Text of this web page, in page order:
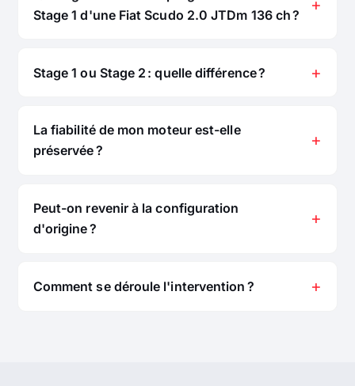
Stage 1 d'une Fiat Scudo 2.0 JTDm 136 ch ?
Stage 1 ou Stage 2 : quelle différence ?
La fiabilité de mon moteur est-elle
préservée ?
Peut-on revenir à la configuration
d'origine ?
Comment se déroule l'intervention ?